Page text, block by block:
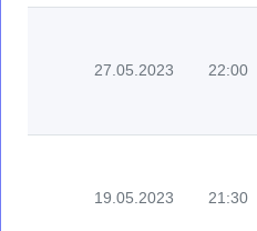
27.05.2023 22:00
19.05.2023 21:30